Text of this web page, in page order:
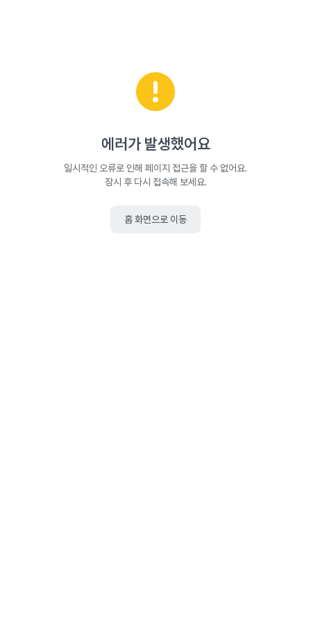
에러가 발생했어요
일시적인 오류로 인해 페이지 접근을 할 수 없어요.
잠시 후 다시 접속해 보세요.
홈 화면으로 이동